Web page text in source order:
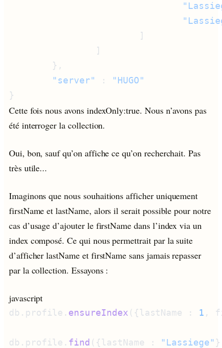
        "server"
:
Cette fois nous avons indexOnly:true. Nous n’avons pas
été interroger la collection.
Oui, bon, sauf qu’on affiche ce qu’on recherchait. Pas
très utile...
Imaginons que nous souhaitions afficher uniquement
firstName et lastName, alors il serait possible pour notre
cas d’usage d’ajouter le firstName dans l’index via un
index composé. Ce qui nous permettrait par la suite
d’afficher lastName et firstName sans jamais repasser
par la collection. Essayons :
javascript
db.profile. ensureIndex ({lastName : 1 ,
db.profile. find ({lastName : "Lassiege"